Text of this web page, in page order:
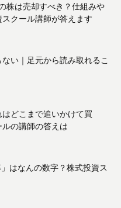
株は売却すべき？仕組みや
クール講師が答えます
い｜足元から読み取れるこ
どこまで追いかけて買
の講師の答えは
はなんの数字？株式投資ス